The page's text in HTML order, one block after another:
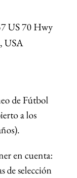
US 70 Hwy
USA
de Fútbol
a los
en cuenta:
de selección